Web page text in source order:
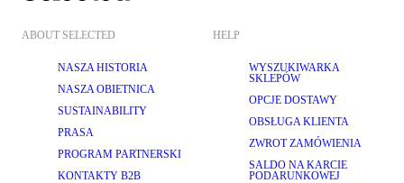
ABOUT SELECTED
NASZA HISTORIA
NASZA OBIETNICA
SUSTAINABILITY
PRASA
PROGRAM PARTNERSKI
KONTAKTY B2B
HELP
WYSZUKIWARKA
SKLEPÓW
OPCJE DOSTAWY
OBSŁUGA KLIENTA
ZWROT ZAMÓWIENIA
SALDO NA KARCIE
PODARUNKOWEJ